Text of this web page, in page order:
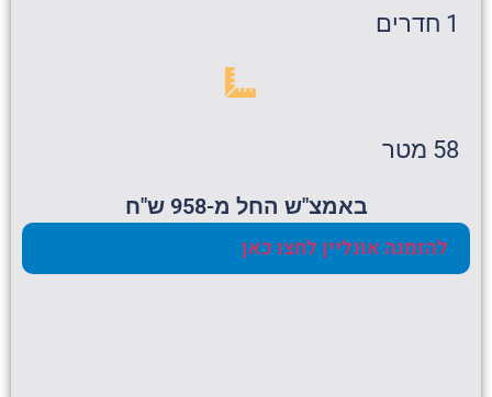
58 מטר
באמצ"ש החל מ-958 ש"ח
להזמנה אונליין לחצו כאן